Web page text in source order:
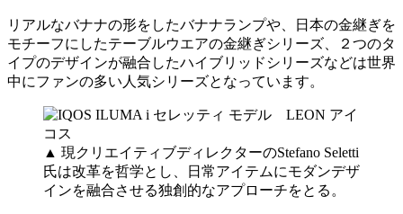
リアルなバナナの形をしたバナナランプや、日本の金継ぎを
モチーフにしたテーブルウエアの金継ぎシリーズ、２つのタ
イプのデザインが融合したハイブリッドシリーズなどは世界
中にファンの多い人気シリーズとなっています。
▲ 現クリエイティブディレクターのStefano Seletti
氏は改革を哲学とし、日常アイテムにモダンデザ
インを融合させる独創的なアプローチをとる。